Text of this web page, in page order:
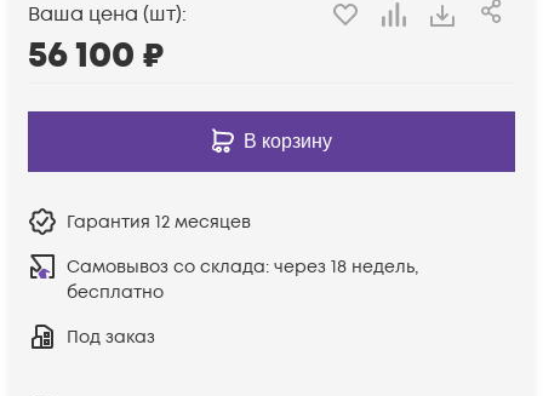
Ваша цена (шт):
56 100 ₽
В корзину
Гарантия 12 месяцев
Самовывоз со склада: через 18 недель,
бесплатно
Под заказ